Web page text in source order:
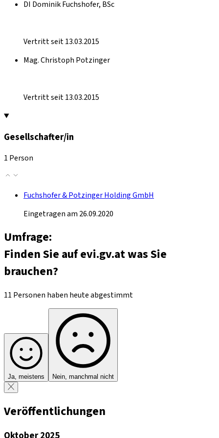
DI Dominik Fuchshofer, BSc
Vertritt seit 13.03.2015
Mag. Christoph Potzinger
Vertritt seit 13.03.2015
Gesellschafter/in
1 Person
Fuchshofer & Potzinger Holding GmbH
Eingetragen am 26.09.2020
Umfrage:
Finden Sie auf evi.gv.at was Sie
brauchen?
11 Personen haben heute abgestimmt
Ja, meistens Nein, manchmal nicht
Veröffentlichungen